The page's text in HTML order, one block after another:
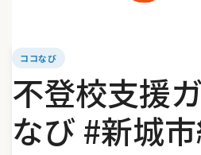
ココなび
不登校支援
なび #新城